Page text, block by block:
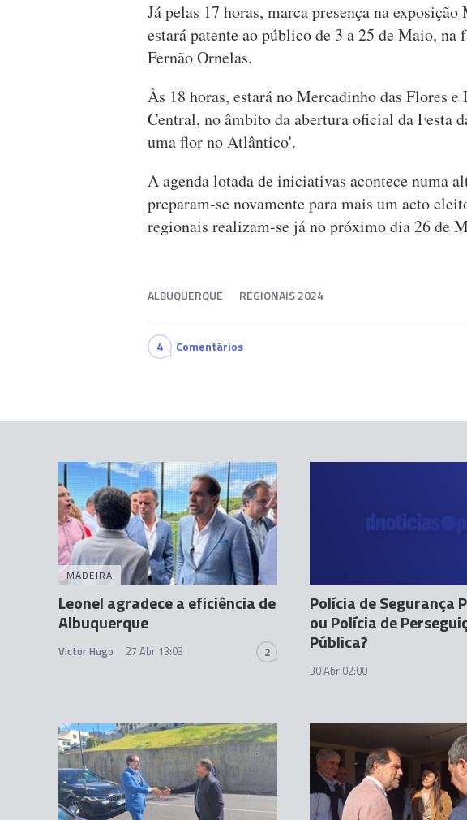
Já pelas 17 horas, marca presença na
estará patente ao público de 3 a 25 de Maio,
Fernão Ornelas.
Às 18 horas, estará no Mercadinho das Flores e
Central, no âmbito da abertura oficial da Festa
uma flor no Atlântico'.
A agenda lotada de iniciativas acontece numa
preparam-se novamente para mais um acto
regionais realizam-se já no próximo dia 26 de
ALBUQUERQUE REGIONAIS 2024
4 Comentários
MADEIRA
Leonel agradece a eficiência de
Albuquerque
Victor Hugo 27 Abr 13:03 2
Polícia de Segurança
ou Polícia de
Pública?
30 Abr 02:00